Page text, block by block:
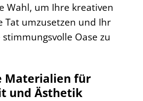
Wahl, um Ihre kreativen
Tat umzusetzen und Ihr
Oase zu
Materialien für
und Ästhetik